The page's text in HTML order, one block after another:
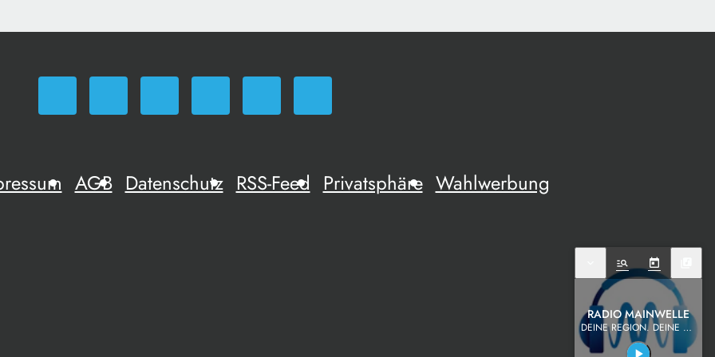
AGB Datenschutz RSS-Feed Privatsphäre Wahlwerbung
manage_search today
RADIO MAINWELLE
DEINE REGION. DEINE MUSIK.
play_arrow